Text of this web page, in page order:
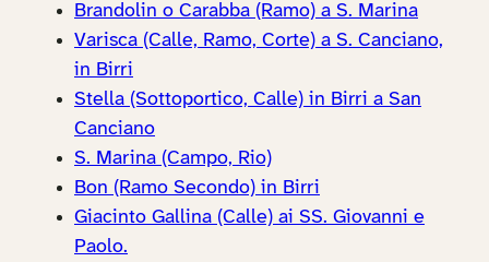
Brandolin o Carabba (Ramo) a S. Marina
Varisca (Calle, Ramo, Corte) a S. Canciano,
in Birri
Stella (Sottoportico, Calle) in Birri a San
Canciano
S. Marina (Campo, Rio)
Bon (Ramo Secondo) in Birri
Giacinto Gallina (Calle) ai SS. Giovanni e
Paolo.